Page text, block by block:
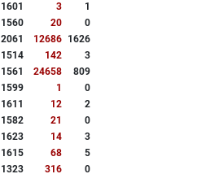
1601 3
1
1560 20
0
2061 12686 1626
1514 142
3
1561 24658
809
1599 1
0
1611 12
2
1582 21
0
1623 14
3
1615 68
5
1323 316
0